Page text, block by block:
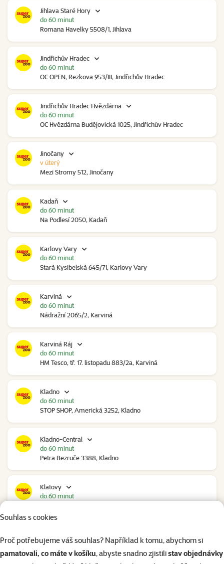
Souhlas s cookies
Proč potřebujeme váš souhlas? Například k tomu, abychom si
pamatovali, co máte v košíku, abyste snadno zjistilistav objednávky
Jihlava Staré Hory
Romana Havelky 5508/1, Jihlava
do 60 minut
Jindřichův Hradec
OC OPEN, Rezkova 953/III, Jindřichův Hradec
do 60 minut
Jindřichův Hradec Hvězdárna
OC Hvězdárna Budějovická 1025, Jindřichův Hradec
do 60 minut
Jinočany
Mezi Stromy 512, Jinočany
v úterý
Kadaň
Na Podlesí 2050, Kadaň
do 60 minut
Karlovy Vary
Stará Kysibelská 645/71, Karlovy Vary
do 60 minut
Karviná
Nádražní 2065/2, Karviná
do 60 minut
Karviná Ráj
HM Tesco, tř. 17. listopadu 883/2a, Karviná
do 60 minut
Kladno
STOP SHOP, Americká 3252, Kladno
do 60 minut
Kladno-Central
Petra Bezruče 3388, Kladno
do 60 minut
Klatovy
do 60 minut
Polepská 979, Kolín
do 60 minut